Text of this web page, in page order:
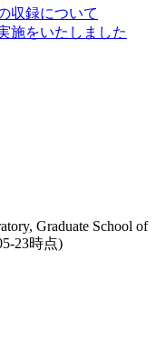
収録について
施をいたしました
Graduate School of
23時点)